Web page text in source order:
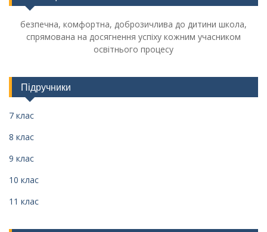
безпечна, комфортна, доброзичлива до дитини школа,
спрямована на досягнення успіху кожним учасником
освітнього процесу
Підручники
7 клас
8 клас
9 клас
10 клас
11 клас